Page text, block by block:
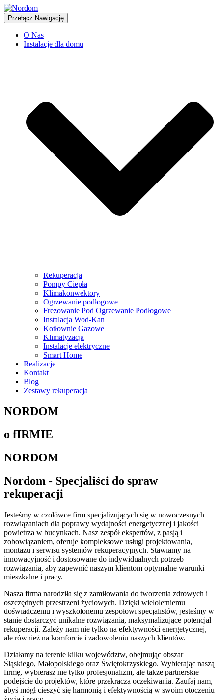
Przełącz Nawigację
O Nas
Instalacje dla domu
Rekuperacja
Pompy Ciepła
Klimakonwektory
Ogrzewanie podłogowe
Frezowanie Pod Ogrzewanie Podłogowe
Instalacja Wod-Kan
Kotłownie Gazowe
Klimatyzacja
Instalacje elektryczne
Smart Home
Realizacje
Kontakt
Blog
Zestawy rekuperacja
NORDOM
o fIRMIE
NORDOM
Nordom - Specjaliści do spraw
rekuperacji
Jesteśmy w czołówce firm specjalizujących się w nowoczesnych
rozwiązaniach dla poprawy wydajności energetycznej i jakości
powietrza w budynkach. Nasz zespół ekspertów, z pasją i
zobowiązaniem, oferuje kompleksowe usługi projektowania,
montażu i serwisu systemów rekuperacyjnych. Stawiamy na
innowacyjność i dostosowane do indywidualnych potrzeb
rozwiązania, aby zapewnić naszym klientom optymalne warunki
mieszkalne i pracy.
Nasza firma narodziła się z zamiłowania do tworzenia zdrowych i
oszczędnych przestrzeni życiowych. Dzięki wieloletniemu
doświadczeniu i wyszkolonemu zespołowi specjalistów, jesteśmy w
stanie dostarczyć unikalne rozwiązania, maksymalizujące potencjał
rekuperacji. Zależy nam nie tylko na efektywności energetycznej,
ale również na komforcie i zadowoleniu naszych klientów.
Działamy na terenie kilku województw, obejmując obszar
Śląskiego, Małopolskiego oraz Świętokrzyskiego. Wybierając naszą
firmę, wybierasz nie tylko profesjonalizm, ale także partnerskie
podejście do projektów, które przekracza oczekiwania. Zaufaj nam,
abyś mógł cieszyć się harmonią i efektywnością w swoim otoczeniu